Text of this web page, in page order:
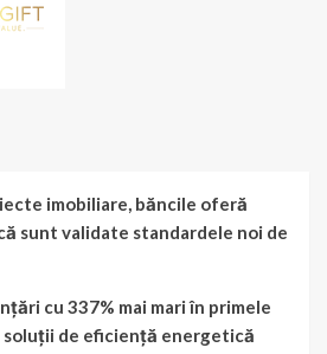
imobiliare, băncile oferă
sunt validate standardele noi de
cu 337% mai mari în primele
de eficiență energetică